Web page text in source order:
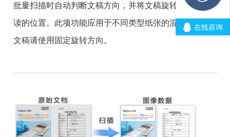
批量扫描时自动判断文稿方向，并将文稿旋转到方便阅
读的位置。此项功能应用于不同类型纸张的混扫，特殊
文稿请使用固定旋转方向。